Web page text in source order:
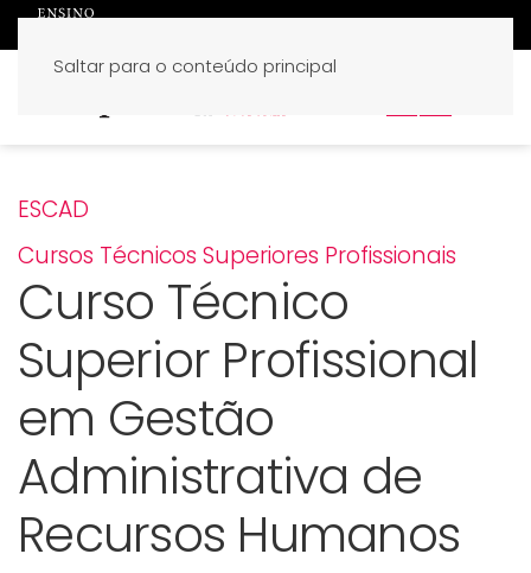
Saltar para o conteúdo principal
ESCAD
Cursos Técnicos Superiores Profissionais
Curso Técnico
Superior Profissional
em Gestão
Administrativa de
Recursos Humanos